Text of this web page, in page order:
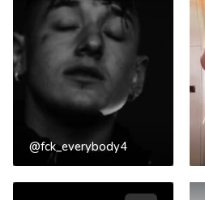
@fck_everybody4